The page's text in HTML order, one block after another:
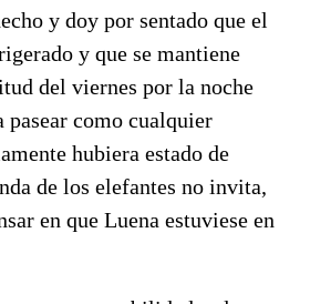
y doy por sentado que el
y que se mantiene
del viernes por la noche
pasear como cualquier
hubiera estado de
de los elefantes no invita,
en que Luena estuviese en